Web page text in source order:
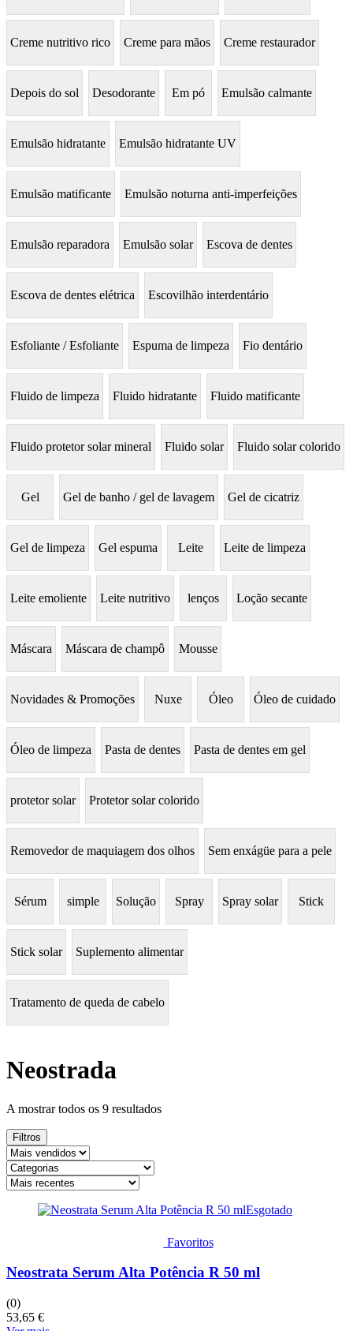
Creme nutritivo rico Creme para mãos Creme restaurador
Depois do sol Desodorante Em pó Emulsão calmante
Emulsão hidratante Emulsão hidratante UV
Emulsão matificante Emulsão noturna anti-imperfeições
Emulsão reparadora Emulsão solar Escova de dentes
Escova de dentes elétrica Escovilhão interdentário
Esfoliante / Esfoliante Espuma de limpeza Fio dentário
Fluido de limpeza Fluido hidratante Fluido matificante
Fluido protetor solar mineral Fluido solar Fluido solar colorido
Gel Gel de banho / gel de lavagem Gel de cicatriz
Gel de limpeza Gel espuma Leite Leite de limpeza
Leite emoliente Leite nutritivo lenços Loção secante
Máscara Máscara de champô Mousse
Novidades & Promoções Nuxe Óleo Óleo de cuidado
Óleo de limpeza Pasta de dentes Pasta de dentes em gel
protetor solar Protetor solar colorido
Removedor de maquiagem dos olhos Sem enxágüe para a pele
Sérum simple Solução Spray Spray solar Stick
Stick solar Suplemento alimentar
Tratamento de queda de cabelo
Neostrada
A mostrar todos os 9 resultadosOrdenado
Filtros
Esgotado
Favoritos
Neostrata Serum Alta Potência R 50 ml
(0)
53,65 €